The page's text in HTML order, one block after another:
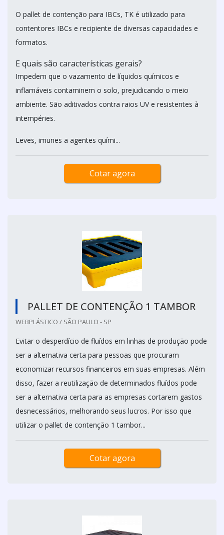
O pallet de contenção para IBCs, TK é utilizado para
contentores IBCs e recipiente de diversas capacidades e
formatos.
E quais são características gerais?
Impedem que o vazamento de líquidos químicos e
inflamáveis contaminem o solo, prejudicando o meio
ambiente. São aditivados contra raios UV e resistentes à
intempéries.
Leves, imunes a agentes quími...
Cotar agora
PALLET DE CONTENÇÃO 1 TAMBOR
WEBPLÁSTICO / SÃO PAULO - SP
Evitar o desperdício de fluídos em linhas de produção pode
ser a alternativa certa para pessoas que procuram
economizar recursos financeiros em suas empresas. Além
disso, fazer a reutilização de determinados fluídos pode
ser a alternativa certa para as empresas cortarem gastos
desnecessários, melhorando seus lucros. Por isso que
utilizar o pallet de contenção 1 tambor...
Cotar agora